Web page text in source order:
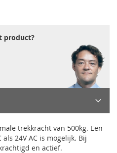
product?
trekkracht van 500kg. Een
24V AC is mogelijk. Bij
en actief.